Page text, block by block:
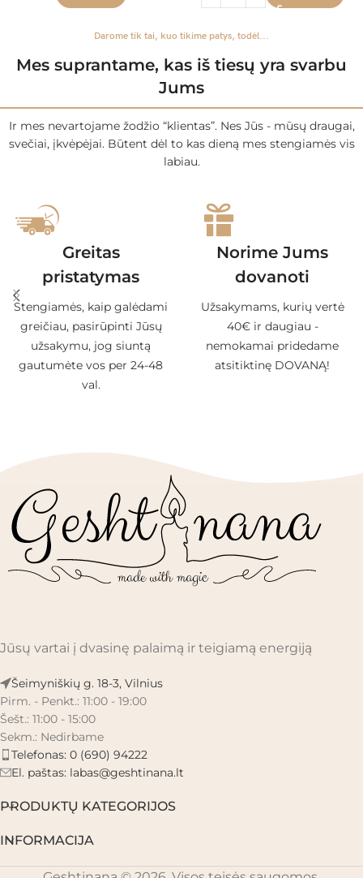
Darome tik tai, kuo tikime patys, todėl...
Mes suprantame, kas iš tiesų yra svarbu
Jums
Ir mes nevartojame žodžio “klientas”. Nes Jūs - mūsų draugai,
svečiai, įkvėpėjai. Būtent dėl to kas dieną mes stengiamės vis
labiau.
Greitas
pristatymas
Stengiamės, kaip galėdami
greičiau, pasirūpinti Jūsų
užsakymu, jog siuntą
gautumėte vos per 24-48
val.
Norime Jums
dovanoti
Užsakymams, kurių vertė
40€ ir daugiau -
nemokamai pridedame
atsitiktinę DOVANĄ!
Jūsų vartai į dvasinę palaimą ir teigiamą energiją
Šeimyniškių g. 18-3, Vilnius
Pirm. - Penkt.: 11:00 - 19:00
Šešt.: 11:00 - 15:00
Sekm.: Nedirbame
Telefonas: 0 (690) 94222
El. paštas: labas@geshtinana.lt
PRODUKTŲ KATEGORIJOS
INFORMACIJA